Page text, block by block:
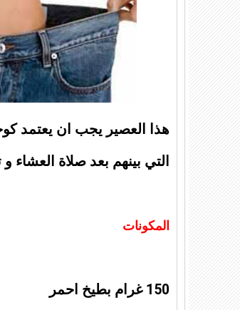
هذا العصير يجب ان يعتمد
التي بينهم بعد صلاة
المكونات
150 غرام بطيخ احمر